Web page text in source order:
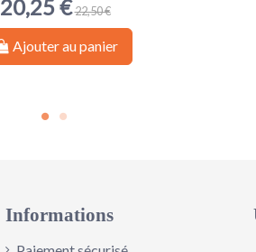
20,25 €22,50 €
Ajouter au panier
Informations